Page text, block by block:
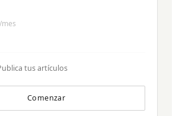
/mes
tus artículos
Comenzar